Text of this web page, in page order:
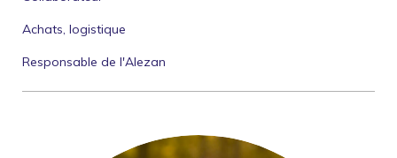
Achats, logistique
Responsable de l'Alezan